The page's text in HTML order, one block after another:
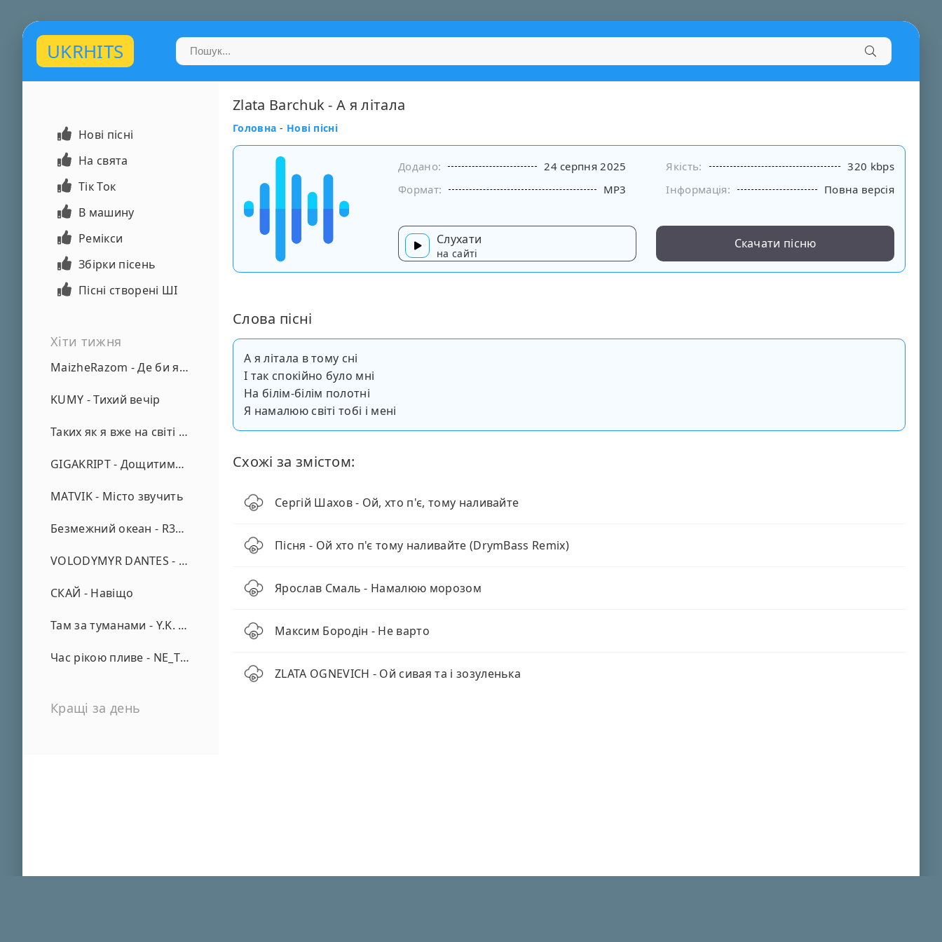
UKRHITS
Нові пісні
На свята
Тік Ток
В машину
Ремікси
Збірки пісень
Пісні створені ШІ
Хіти тижня
MaizheRazom - Де би я не був
KUMY - Тихий вечір
Таких як я вже на світі нема - А. Малярник
GIGAKRIPT - Дощитиме зима
MATVIK - Місто звучить
Безмежний океан - R3phase
VOLODYMYR DANTES - Просто кохаю (REMIX)
СКАЙ - Навіщо
Там за туманами - Y.K. Music
Час рікою пливе - NE_TVOYA_MRIYA
Кращі за день
Zlata Barchuk - А я літала
Головна - Нові пісні
Додано: 24 серпня 2025 Якість:
320 kbps
Формат:
MP3 Інформація: Повна версія
Слухати
на сайті
Скачати пісню
Слова пісні
А я літала в тому сні
І так спокійно було мні
На білім-білім полотні
Я намалюю світі тобі і мені
Схожі за змістом:
Сергій Шахов - Ой, хто п'є, тому наливайте
Пісня - Ой хто п'є тому наливайте (DrymBass Remix)
Ярослав Смаль - Намалюю морозом
Максим Бородін - Не варто
ZLATA OGNEVICH - Ой сивая та і зозуленька